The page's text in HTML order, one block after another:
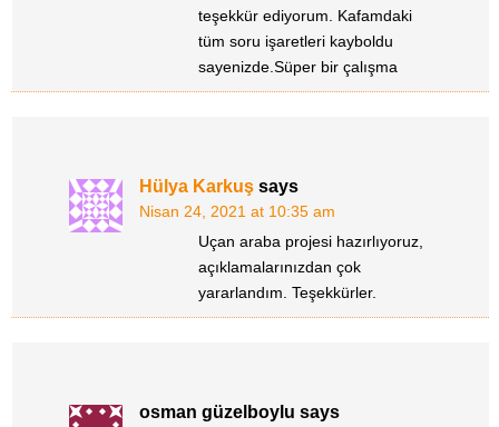
teşekkür ediyorum. Kafamdaki
tüm soru işaretleri kayboldu
sayenizde.Süper bir çalışma
Hülya Karkuş says
Nisan 24, 2021 at 10:35 am
Uçan araba projesi hazırlıyoruz,
açıklamalarınızdan çok
yararlandım. Teşekkürler.
osman güzelboylu says